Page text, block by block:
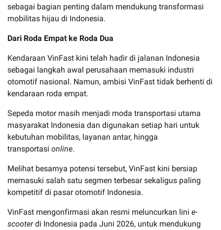
sebagai bagian penting dalam mendukung transformasi
mobilitas hijau di Indonesia.
Dari Roda Empat ke Roda Dua
Kendaraan VinFast kini telah hadir di jalanan Indonesia
sebagai langkah awal perusahaan memasuki industri
otomotif nasional. Namun, ambisi VinFast tidak berhenti di
kendaraan roda empat.
Sepeda motor masih menjadi moda transportasi utama
masyarakat Indonesia dan digunakan setiap hari untuk
kebutuhan mobilitas, layanan antar, hingga
transportasi online.
Melihat besarnya potensi tersebut, VinFast kini bersiap
memasuki salah satu segmen terbesar sekaligus paling
kompetitif di pasar otomotif Indonesia.
VinFast mengonfirmasi akan resmi meluncurkan lini e-
scooterdi Indonesia pada Juni 2026, untuk mendukung